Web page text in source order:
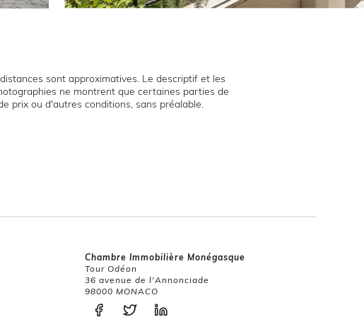
sont approximatives. Le descriptif et les
ne montrent que certaines parties de
prix ou d'autres conditions, sans préalable.
Chambre Immobilière Monégasque
Tour Odéon
36 avenue de l'Annonciade
98000 MONACO